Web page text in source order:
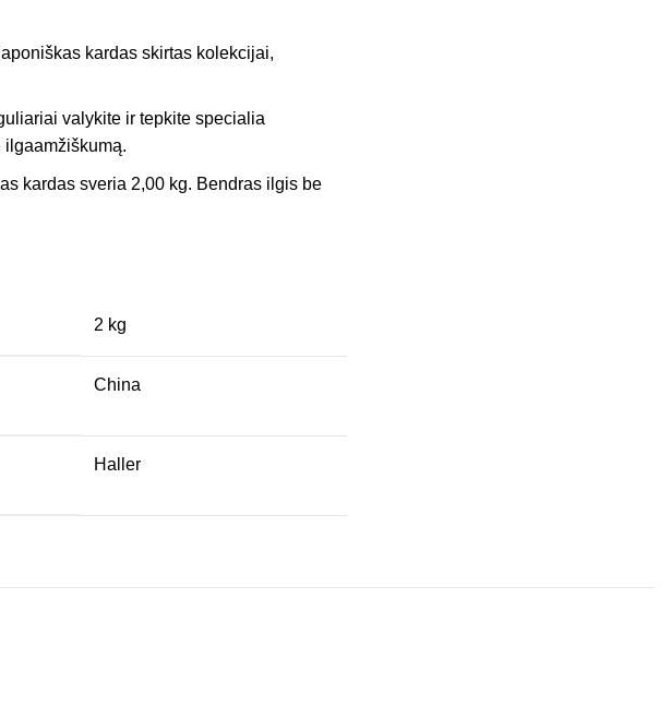
kardas skirtas kolekcijai,
valykite ir tepkite specialia
kardas sveria 2,00 kg. Bendras ilgis be
2 kg
China
Haller